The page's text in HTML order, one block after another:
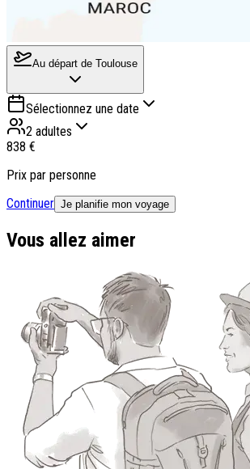
Au départ de Toulouse
Sélectionnez une date
2 adultes
838 €
Prix par personne
Continuer Je planifie mon voyage
Vous allez aimer